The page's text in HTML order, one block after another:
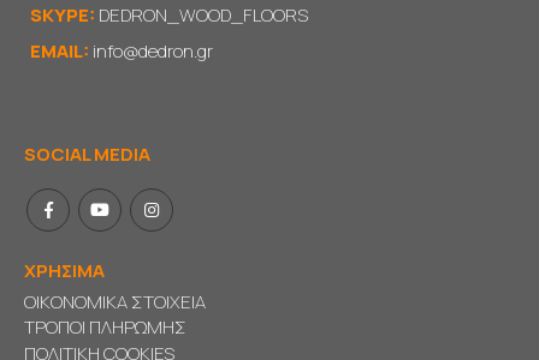
SKYPE: DEDRON_WOOD_FLOORS
EMAIL: info@dedron.gr
SOCIAL MEDIA
ΧΡΗΣΙΜΑ
ΟΙΚΟΝΟΜΙΚΑ ΣΤΟΙΧΕΙΑ
ΤΡΟΠΟΙ ΠΛΗΡΩΜΗΣ
ΠΟΛΙΤΙΚΗ COOKIES